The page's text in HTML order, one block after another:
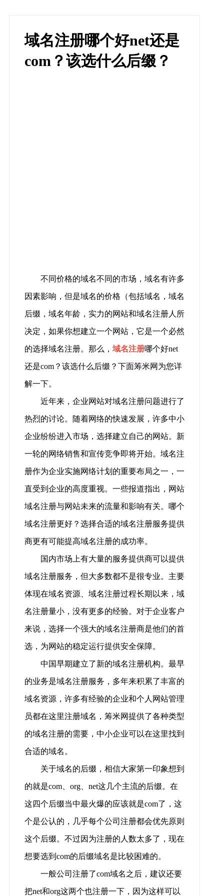
域名注册哪个好net还是
com？该选什么后缀？
不同价格的域名不同的市场，域名有许多
因素影响，但是域名的价格（包括域名，域名
后缀，域名年龄，实力的网站和域名注册人所
决定，如果你想建立一个网站，它是一个必然
的选择域名注册。那么， 域名注册哪个好net
还是com？该选什么后缀？下面筹米网为您详
解一下。
近年来，企业网站对域名注册问题进行了
热烈的讨论。随着网络的快速发展，许多中小
企业纷纷进入市场，选择建立自己的网站。新
一轮的网络销售和宣传竞争即将开始。域名注
册作为企业实施网络计划的重要布局之一，一
直受到企业的高度重视。一些报道指出，网站
域名注册与网站未来的流量和影响有关。哪个
域名注册更好？选择合适的域名注册服务提供
商更有可能提高域名注册的成功率。
国内市场上有大量的服务提供商可以提供
域名注册服务，但大多数都不是很专业。主要
体现在域名资源、域名注册过程长期以来，域
名注册量小，没有更多的经验。对于企业客户
来说，选择一个强大的域名注册商是他们的首
选，为网站的稳定运行提供安全保障。
中国早期建立了新的域名注册机构。最早
的业务是域名注册服务，多年来积累了丰富的
域名资源，许多有经验的企业和个人网站管理
员都在这里注册域名，筹米网提供了各种类型
的域名注册的需要，中小企业可以在这里找到
合适的域名。
关于域名的后缀，相信大家第一印象想到
的就是com、org、net这几个主流的后缀。在
这四个后缀当中最火爆的应该就是com了，这
个是公认的，几乎每个公司注册都会优先原则
这个后缀。不过因为注册的人数太多了，现在
想要选到com的后缀域名是比较困难的。
一般公司注册了com域名之后，建议还要
把net和org这两个也注册一下，因为这样可以